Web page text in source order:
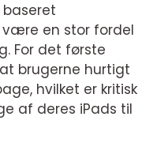
en stor fordel
For det første
brugerne hurtigt
hvilket er kritisk
af deres iPads til